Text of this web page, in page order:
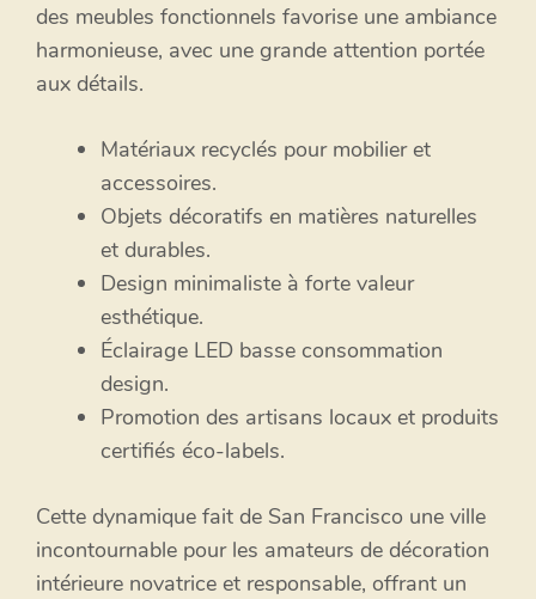
des meubles fonctionnels favorise une ambiance
harmonieuse, avec une grande attention portée
aux détails.
Matériaux recyclés pour mobilier et
accessoires.
Objets décoratifs en matières naturelles
et durables.
Design minimaliste à forte valeur
esthétique.
Éclairage LED basse consommation
design.
Promotion des artisans locaux et produits
certifiés éco-labels.
Cette dynamique fait de San Francisco une ville
incontournable pour les amateurs de décoration
intérieure novatrice et responsable, offrant un